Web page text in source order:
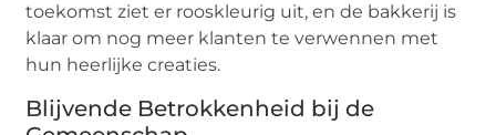
toekomst ziet er rooskleurig uit, en de bakkerij is
klaar om nog meer klanten te verwennen met
hun heerlijke creaties.
Blijvende Betrokkenheid bij de